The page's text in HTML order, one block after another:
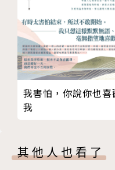
大江健三郎
1994年諾貝爾文學獎
成等人的溫婉柔美不
洶的文體。
東京大學法文系就讀
作品受其影響甚深，以
我害怕，你說你也喜
我
其他人也看了